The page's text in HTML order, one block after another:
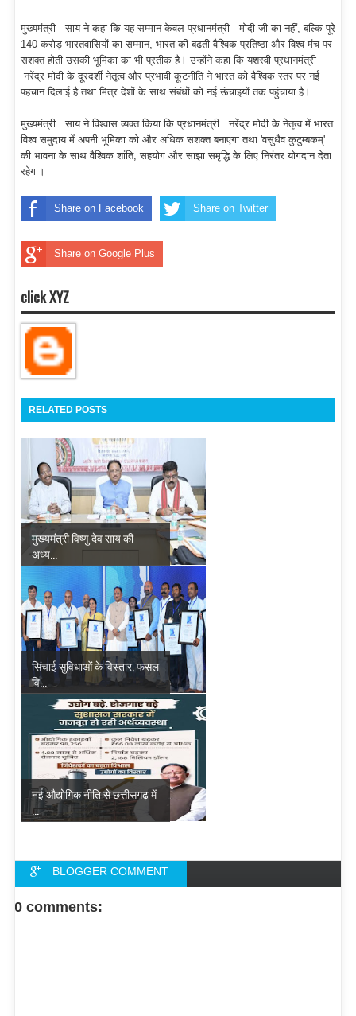
मुख्यमंत्री साय ने कहा कि यह सम्मान केवल प्रधानमंत्री मोदी जी का नहीं, बल्कि पूरे
140 करोड़ भारतवासियों का सम्मान, भारत की बढ़ती वैश्विक प्रतिष्ठा और विश्व मंच पर
सशक्त होती उसकी भूमिका का भी प्रतीक है। उन्होंने कहा कि यशस्वी प्रधानमंत्री
नरेंद्र मोदी के दूरदर्शी नेतृत्व और प्रभावी कूटनीति ने भारत को वैश्विक स्तर पर नई
पहचान दिलाई है तथा मित्र देशों के साथ संबंधों को नई ऊंचाइयों तक पहुंचाया है।
मुख्यमंत्री साय ने विश्वास व्यक्त किया कि प्रधानमंत्री नरेंद्र मोदी के नेतृत्व में भारत
विश्व समुदाय में अपनी भूमिका को और अधिक सशक्त बनाएगा तथा 'वसुधैव कुटुम्बकम्'
की भावना के साथ वैश्विक शांति, सहयोग और साझा समृद्धि के लिए निरंतर योगदान देता
रहेगा।
Share on Facebook Share on Twitter
Share on Google Plus
click XYZ
RELATED POSTS
मुख्यमंत्री विष्णु देव साय की
अध्य...
सिंचाई सुविधाओं के विस्तार, फसल
वि...
नई औद्योगिक नीति से छत्तीसगढ़ में
...
BLOGGER COMMENT
FACEBOOK COMMENT
0 comments: